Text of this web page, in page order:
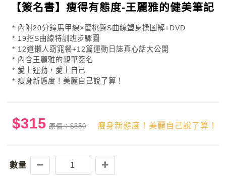
【簽名書】瘦得有態度-王麗雅的健美筆記
* 內附20分鐘馬甲線×蜜桃臀S曲線塑身操圖解+DVD
* 19招S曲線特訓班步驟圖
* 12道懶人窈窕餐+12篇運動日誌真心話大公開
* 內含王麗雅的親筆簽名
* 愛上運動，愛上自己
* 瘦身新態度！美麗自己說了算！
$315 原價：$350 瘦身新態度！美麗自己說了算！
數量